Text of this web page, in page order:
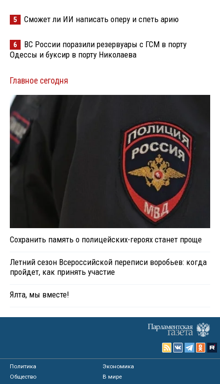
5 Сможет ли ИИ написать оперу и спеть арию
6
ВС России поразили резервуары с ГСМ в порту
Одессы и буксир в порту Николаева
Главное сегодня
Сохранить память о полицейских-героях станет проще
Летний сезон Всероссийской переписи воробьев: когда
пройдет, как принять участие
Ялта, мы вместе!
Политика
Экономика
Общество
В мире